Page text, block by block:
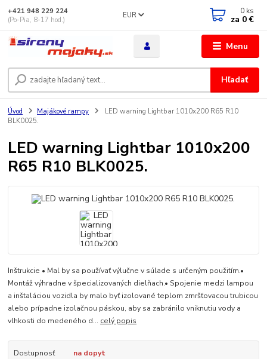
Menu
EUR
Hľadať
+421 948 229 224
(Po-Pia, 8-17 hod.)
0 ks
za 0 €
Úvod Majákové rampy
LED warning Lightbar 1010x200 R65 R10
BLK0025.
LED warning Lightbar 1010x200
R65 R10 BLK0025.
Inštrukcie • Mal by sa používať výlučne v súlade s určeným použitím.•
Montáž výhradne v špecializovaných dielňach.• Spojenie medzi lampou
a inštaláciou vozidla by malo byť izolované teplom zmršťovacou trubicou
alebo prípadne izolačnou páskou, aby sa zabránilo vniknutiu vody a
vlhkosti do medeného d... celý popis
Dostupnosť na dopyt